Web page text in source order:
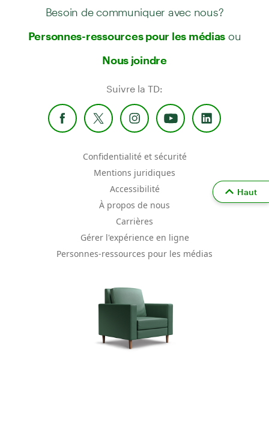
Besoin de communiquer avec nous?
Personnes-ressources pour les médias ou
Nous joindre
Suivre la TD:
Confidentialité et sécurité
Mentions juridiques
Accessibilité
À propos de nous
Carrières
Gérer l'expérience en ligne
Personnes-ressources pour les médias
Haut